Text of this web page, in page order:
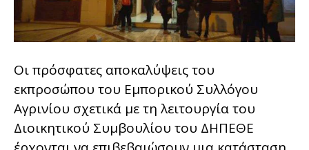
Οι πρόσφατες αποκαλύψεις του
εκπροσώπου του Εμπορικού Συλλόγου
Αγρινίου σχετικά με τη λειτουργία του
Διοικητικού Συμβουλίου του ΔΗΠΕΘΕ